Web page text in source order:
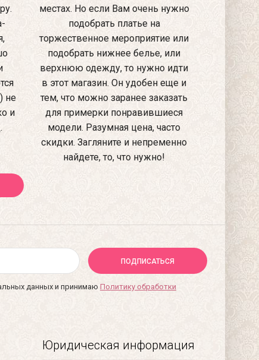
не
и
местах. Но если Вам очень нужно
подобрать платье на
торжественное мероприятие или
подобрать нижнее белье, или
верхнюю одежду, то нужно идти
в этот магазин. Он удобен еще и
тем, что можно заранее заказать
для примерки понравившиеся
модели. Разумная цена, часто
скидки. Загляните и непременно
найдете, то, что нужно!
ПОДПИСАТЬСЯ
данных и принимаю Политику обработки
Юридическая информация